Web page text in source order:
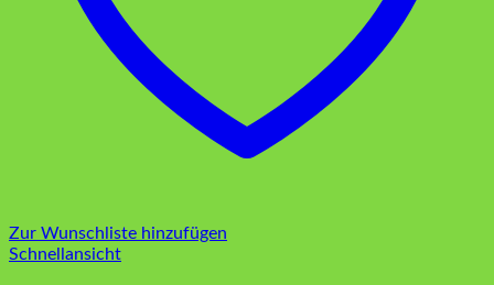
Zur Wunschliste hinzufügen
Schnellansicht